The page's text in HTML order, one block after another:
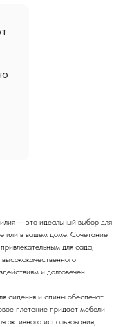
— это идеальный выбор для
или в вашем доме. Сочетание
для сада,
и долговечен.
сиденья и спины обеспечат
плетение придает мебели
использования,